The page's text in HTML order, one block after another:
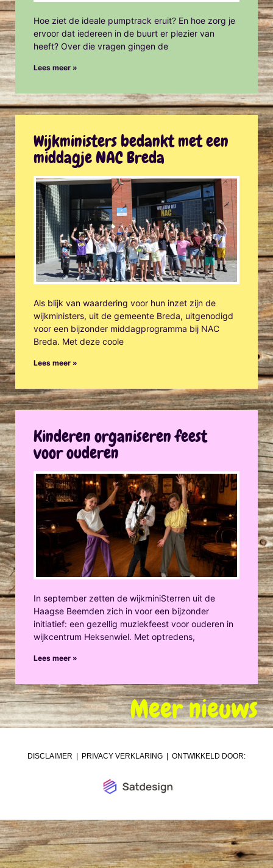
Hoe ziet de ideale pumptrack eruit? En hoe zorg je
ervoor dat iedereen in de buurt er plezier van
heeft? Over die vragen gingen de
Lees meer »
Wijkministers bedankt met een
middagje NAC Breda
Als blijk van waardering voor hun inzet zijn de
wijkministers, uit de gemeente Breda, uitgenodigd
voor een bijzonder middagprogramma bij NAC
Breda. Met deze coole
Lees meer »
Kinderen organiseren feest
voor ouderen
In september zetten de wijkminiSterren uit de
Haagse Beemden zich in voor een bijzonder
initiatief: een gezellig muziekfeest voor ouderen in
wijkcentrum Heksenwiel. Met optredens,
Lees meer »
Meer nieuws
DISCLAIMER | PRIVACY VERKLARING | ONTWIKKELD DOOR: